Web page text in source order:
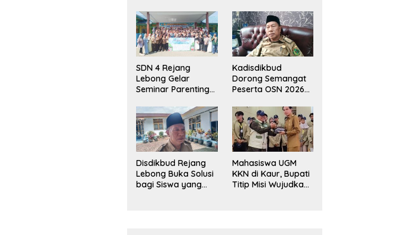
SDN 4 Rejang
Lebong Gelar
Seminar Parenting
Bullying,
Kadisdikbud: Patut
Jadi Contoh
Kadisdikbud
Dorong Semangat
Peserta OSN 2026
Disdikbud Rejang
Lebong Buka Solusi
bagi Siswa yang
Mahasiswa UGM
KKN di Kaur, Bupati
Titip Misi Wujudkan